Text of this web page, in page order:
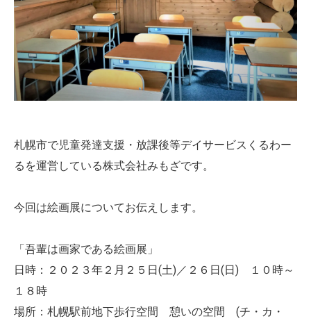
札幌市で児童発達支援・ 放課後等デイサービスくるわー
るを運営している株式会社みもざです。
今回は絵画展についてお伝えします。
「吾輩は画家である絵画展」
日時：２０２３年２月２５日(土)／２６日(日) １０時～
１８時
場所：札幌駅前地下歩行空間 憩いの空間 (チ・カ・